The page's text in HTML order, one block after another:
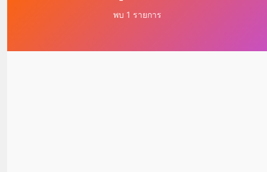
พบ 1 รายการ